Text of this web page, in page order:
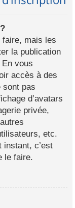
faire, mais les
la publication
vous
accès à des
sont pas
d’avatars
privée,
etc.
instant, c’est
le faire.